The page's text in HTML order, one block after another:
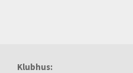
Klubhus: